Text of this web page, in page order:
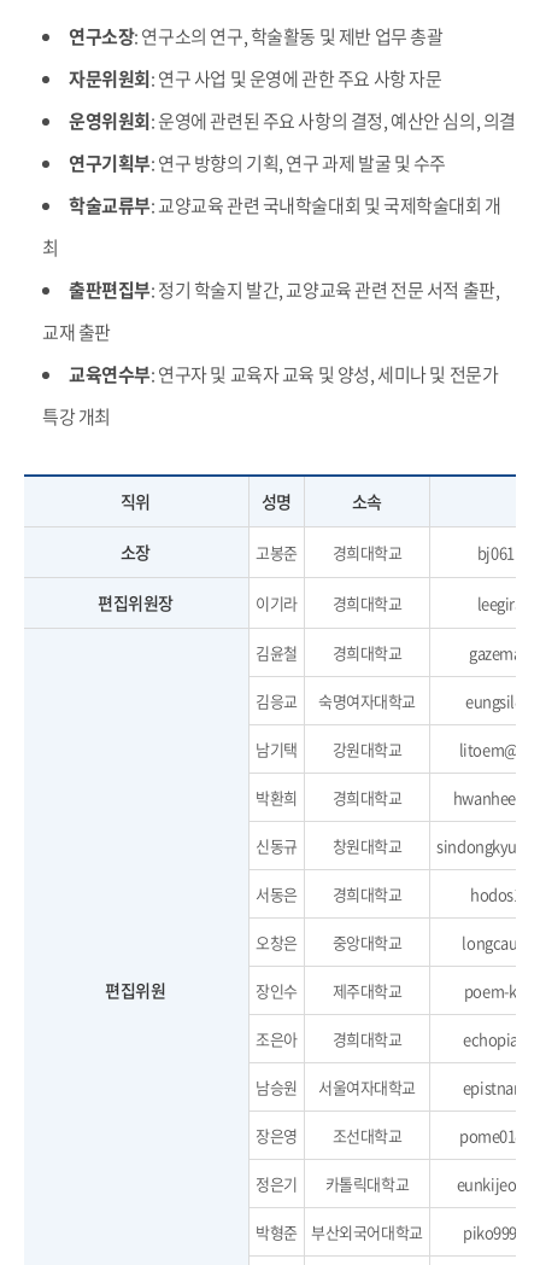
시민교육&사회봉사
기타활동 프로그램
후마리브로
교육
연구
소
학술행사
연구/출판
후마니타스포
럼
자료실
후마니타스포럼
산하 센터
연구소 소식
연구소장: 연구소의 연구, 학술활동 및 제반 업무 총괄
자문위원회: 연구 사업 및 운영에 관한 주요 사항 자문
운영위원회: 운영에 관련된 주요 사항의 결정, 예산안 심의, 의결
연구기획부: 연구 방향의 기획, 연구 과제 발굴 및 수주
학술교류부: 교양교육 관련 국내학술대회 및 국제학술대회 개
최
출판편집부: 정기 학술지 발간, 교양교육 관련 전문 서적 출판,
교재 출판
교육연수부: 연구자 및 교육자 교육 및 양성, 세미나 및 전문가
특강 개최
직위 성명 소속
소장 고봉준 경희대학교
편집위원장 이기라 경희대학교
편집위원
김윤철 경희대학교
김응교 숙명여자대학교
남기택 강원대학교
박환희 경희대학교
신동규 창원대학교
서동은 경희대학교
오창은 중앙대학교
장인수 제주대학교 poem-
조은아 경희대학교
남승원 서울여자대학교
장은영 조선대학교
정은기 카톨릭대학교
박형준 부산외국어대학교